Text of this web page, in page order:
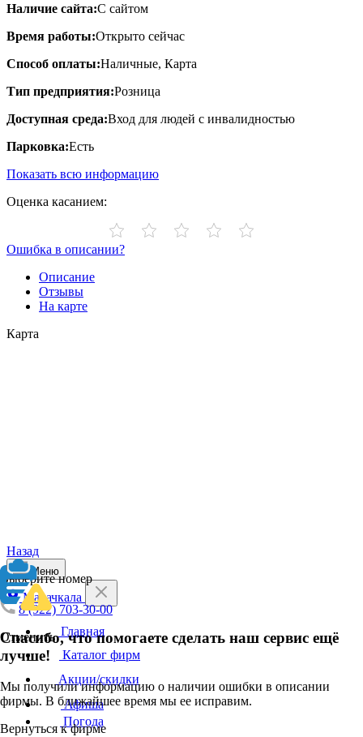
Наличие сайта:С сайтом
Время работы:Открыто сейчас
Способ оплаты:Наличные, Карта
Тип предприятия:Розница
Доступная среда:Вход для людей с инвалидностью
Парковка:Есть
Показать всю информацию
Оценка касанием:
Ошибка в описании?
Описание
Отзывы
На карте
Карта
Назад
Выберите номер
8 (922) 703-30-00
Отменить
Спасибо, что помогаете сделать наш сервис ещё
лучше!
Мы получили информацию о наличии ошибки в описании
фирмы. В ближайшее время мы ее исправим.
Вернуться к фирме
Меню
Махачкала
Главная
Каталог фирм
Акции/скидки
Афиша
Погода